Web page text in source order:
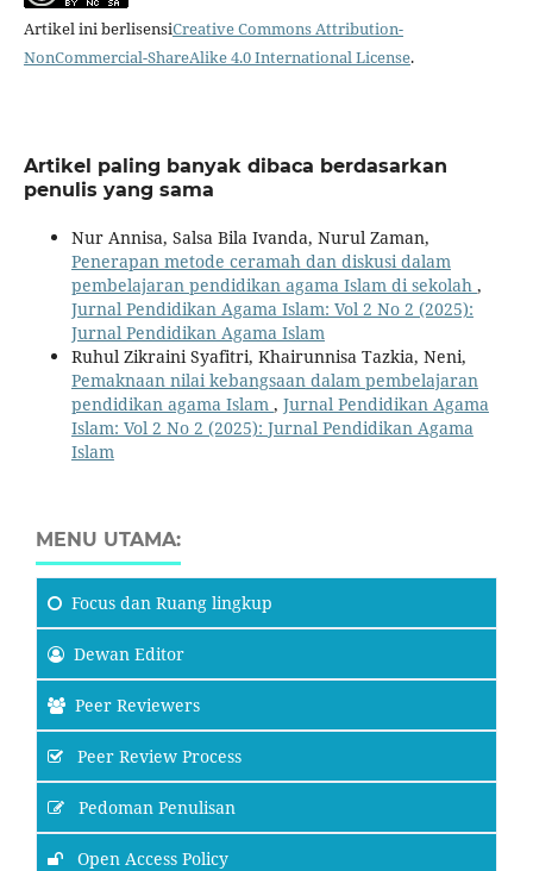
Artikel ini berlisensiCreative Commons Attribution-
NonCommercial-ShareAlike 4.0 International License.
Artikel paling banyak dibaca berdasarkan
penulis yang sama
Nur Annisa, Salsa Bila Ivanda, Nurul Zaman,
Penerapan metode ceramah dan diskusi dalam
pembelajaran pendidikan agama Islam di sekolah ,
Jurnal Pendidikan Agama Islam: Vol 2 No 2 (2025):
Jurnal Pendidikan Agama Islam
Ruhul Zikraini Syafitri, Khairunnisa Tazkia, Neni,
Pemaknaan nilai kebangsaan dalam pembelajaran
pendidikan agama Islam , Jurnal Pendidikan Agama
Islam: Vol 2 No 2 (2025): Jurnal Pendidikan Agama
Islam
MENU UTAMA:
Focus dan Ruang lingkup
Dewan Editor
Peer Reviewers
Peer Review Process
Pedoman Penulisan
Open Access Policy